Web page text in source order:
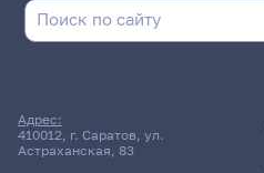
Адрес:
410012, г. Саратов, ул.
Астраханская, 83